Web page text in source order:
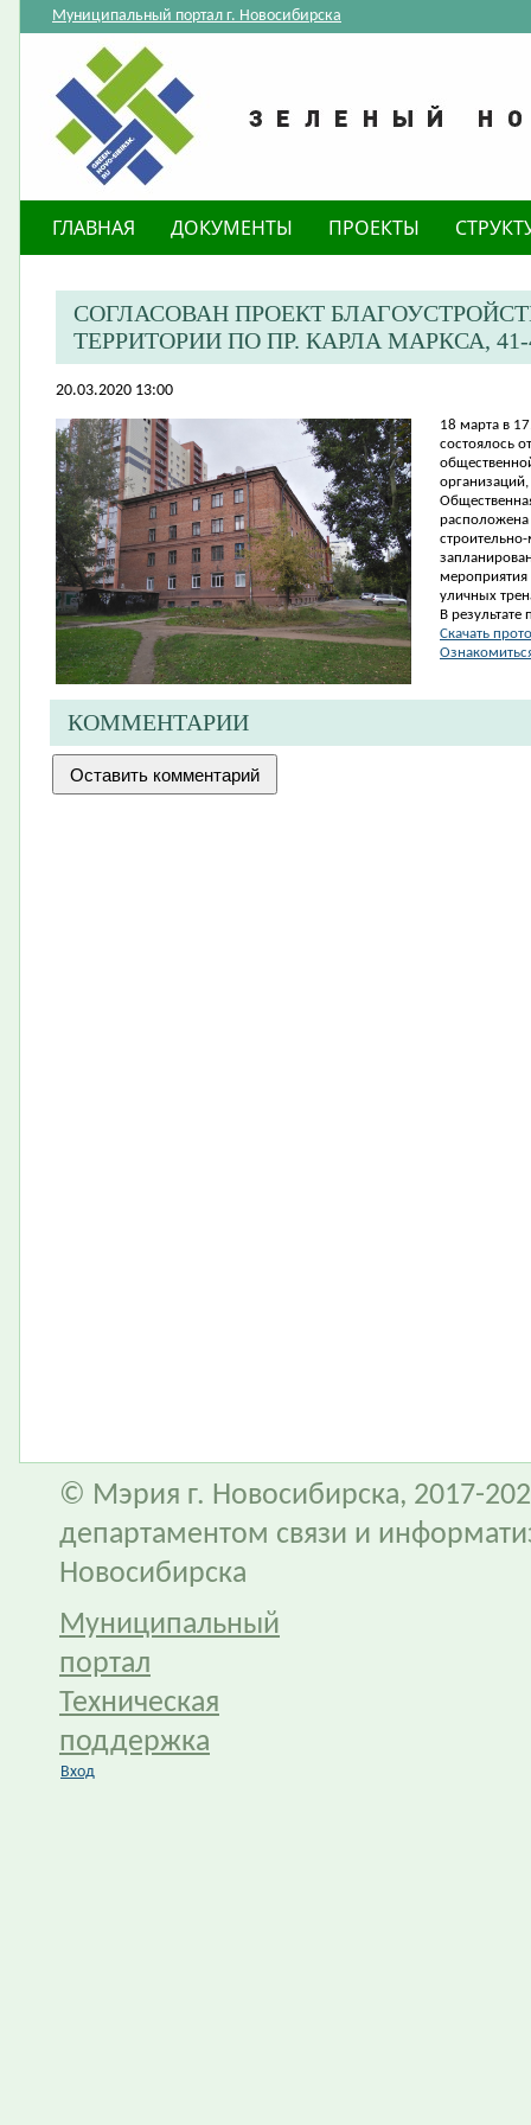
Муниципальный портал г. Новосибирска
ГЛАВНАЯ ДОКУМЕНТЫ ПРОЕКТЫ
СОГЛАСОВАН ПРОЕКТ
ТЕРРИТОРИИ ПО ПР. КАРЛА МАРКСА, 41-
20.03.2020 13:00
18 марта в
состоялось
мероприятия
уличных
В
Скачать
КОММЕНТАРИИ
© Мэрия г. Новосибирска, 2017-
департаментом связи и
Новосибирска
Муниципальный
портал
Техническая
поддержка
Вход